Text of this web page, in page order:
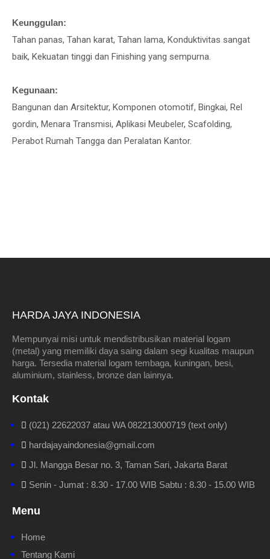
Keunggulan:
Tahan panas, Tahan karat, Tahan lama, Konduktivitas sangat
baik, Kekuatan tinggi dan Finishing yang sempurna.
Kegunaan:
Bangunan dan Arsitektur, Komponen otomotif, Bingkai, Rel
gordin, Menara Transmisi, Aplikasi Meubeler, Scafolding,
Perabot Rumah Tangga dan Peralatan Kantor.
HARDA JAYA INDONESIA
Mempunyai misi untuk mendistribusikan material logam
(metal) yang memiliki daya saing dalam segi kualitas maupun
harga. Tersedia material logam tembaga, kuningan, besi,
aluminium, stainless, bronze dan lainnya.
Kontak
(021) 22622037 atau WA 082213000719 (text only)
hardajayaindonesia@gmail.com
Jl. Mangga Besar no. 3, Taman Sari, Jakarta Barat
Senin - Jumat : 8.30 - 17.00 WIB Sabtu : 8.30 - 15.00 WIB
Menu
Home
Tentang Kami